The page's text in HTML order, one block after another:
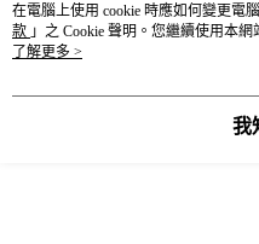
在電腦上使用 cookie 時應如何變更電
款 」之 Cookie 聲明。您繼續使用本
之 Cookie 聲明使用 cookie。
了解更多 >
我